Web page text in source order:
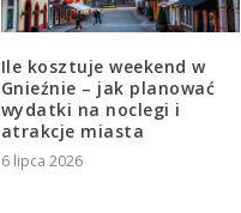
Ile kosztuje weekend w
Gnieźnie – jak planować
wydatki na noclegi i
atrakcje miasta
6 lipca 2026